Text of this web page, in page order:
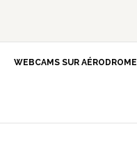
WEBCAMS SUR AÉRODROME